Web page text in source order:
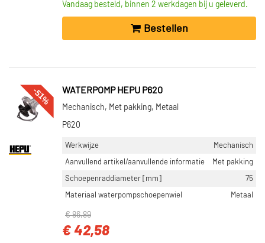
Vandaag besteld, binnen 2 werkdagen bij u geleverd.
Bestellen
-51% WATERPOMP HEPU P620
Mechanisch, Met pakking, Metaal
P620
Werkwijze
Mechanisch
Aanvullend artikel/aanvullende informatie
Met pakking
Schoepenraddiameter [mm]
75
Materiaal waterpompschoepenwiel
Metaal
€ 86,89
€ 42,58